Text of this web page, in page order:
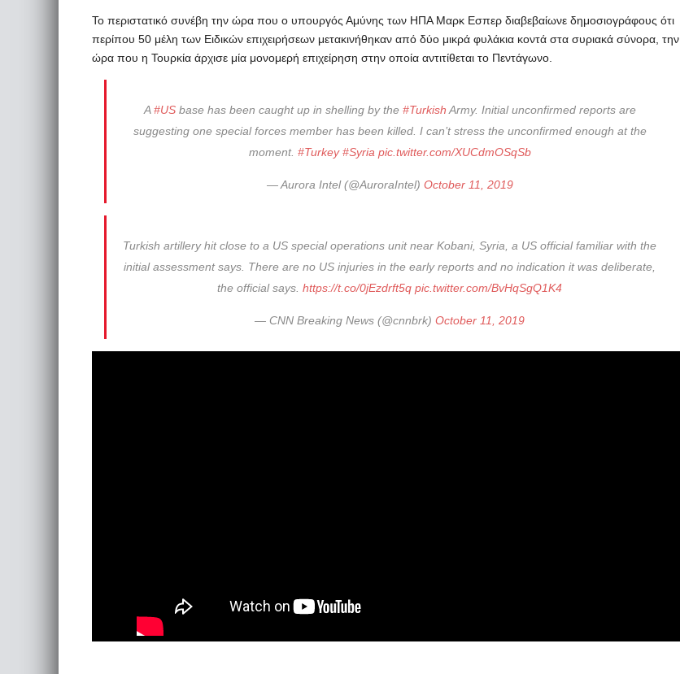
Το περιστατικό συνέβη την ώρα που ο υπουργός Αμύνης των ΗΠΑ Μαρκ Εσπερ διαβεβαίωνε δημοσιογράφους ότι
περίπου 50 μέλη των Ειδικών επιχειρήσεων μετακινήθηκαν από δύο μικρά φυλάκια κοντά στα συριακά σύνορα, την
ώρα που η Τουρκία άρχισε μία μονομερή επιχείρηση στην οποία αντιτίθεται το Πεντάγωνο.
A#USbase has been caught up in shelling by the #Turkish Army. Initial unconfirmed reports are
suggesting one special forces member has been killed. I can’t stress the unconfirmed enough at the
moment. #Turkey #Syria pic.twitter.com/XUCdmOSqSb
— Aurora Intel (@AuroraIntel) October 11, 2019
Turkish artillery hit close to a US special operations unit near Kobani, Syria, a US official familiar with the
initial assessment says. There are no US injuries in the early reports and no indication it was deliberate,
the official says.https://t.co/0jEzdrft5q pic.twitter.com/BvHqSgQ1K4
— CNN Breaking News (@cnnbrk)October 11, 2019